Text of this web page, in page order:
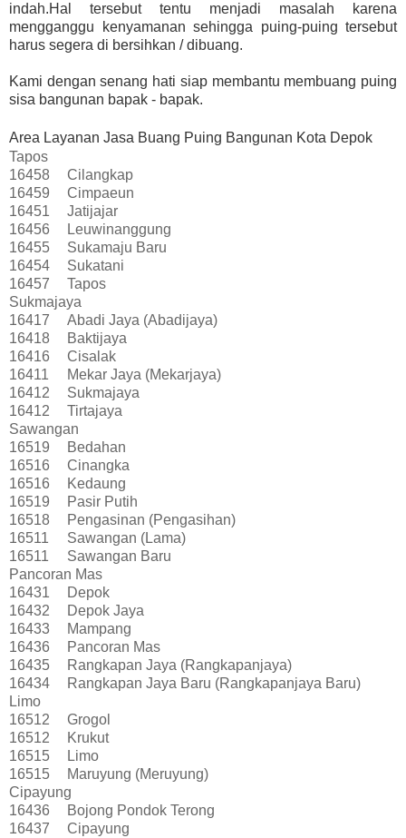
indah.Hal tersebut tentu menjadi masalah karena
mengganggu kenyamanan sehingga puing-puing tersebut
harus segera di bersihkan / dibuang.
Kami dengan senang hati siap membantu membuang puing
sisa bangunan bapak - bapak.
Area Layanan Jasa Buang Puing Bangunan Kota Depok
Tapos
16458
Cilangkap
16459
Cimpaeun
16451
Jatijajar
16456
Leuwinanggung
16455
Sukamaju Baru
16454
Sukatani
16457
Tapos
Sukmajaya
16417
Abadi Jaya (Abadijaya)
16418
Baktijaya
16416
Cisalak
16411
Mekar Jaya (Mekarjaya)
16412
Sukmajaya
16412
Tirtajaya
Sawangan
16519
Bedahan
16516
Cinangka
16516
Kedaung
16519
Pasir Putih
16518
Pengasinan (Pengasihan)
16511
Sawangan (Lama)
16511
Sawangan Baru
Pancoran Mas
16431
Depok
16432
Depok Jaya
16433
Mampang
16436
Pancoran Mas
16435
Rangkapan Jaya (Rangkapanjaya)
16434
Rangkapan Jaya Baru (Rangkapanjaya Baru)
Limo
16512
Grogol
16512
Krukut
16515
Limo
16515
Maruyung (Meruyung)
Cipayung
16436
Bojong Pondok Terong
16437
Cipayung